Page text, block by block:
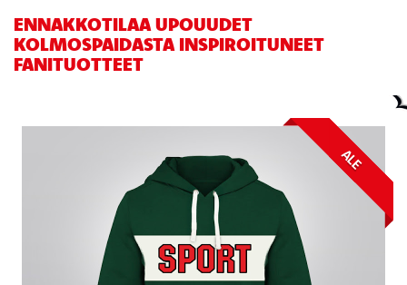
ENNAKKOTILAA UPOUUDET
KOLMOSPAIDASTA INSPIROITUNEET
FANITUOTTEET
ALE